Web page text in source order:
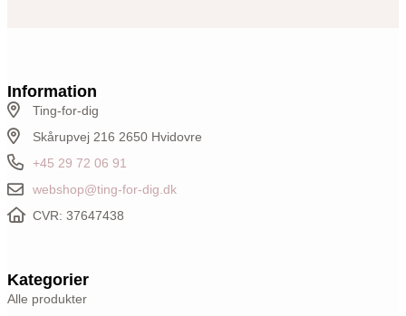
Information
Ting-for-dig
Skårupvej 216 2650 Hvidovre
+45 29 72 06 91
webshop@ting-for-dig.dk
CVR: 37647438
Kategorier
Alle produkter